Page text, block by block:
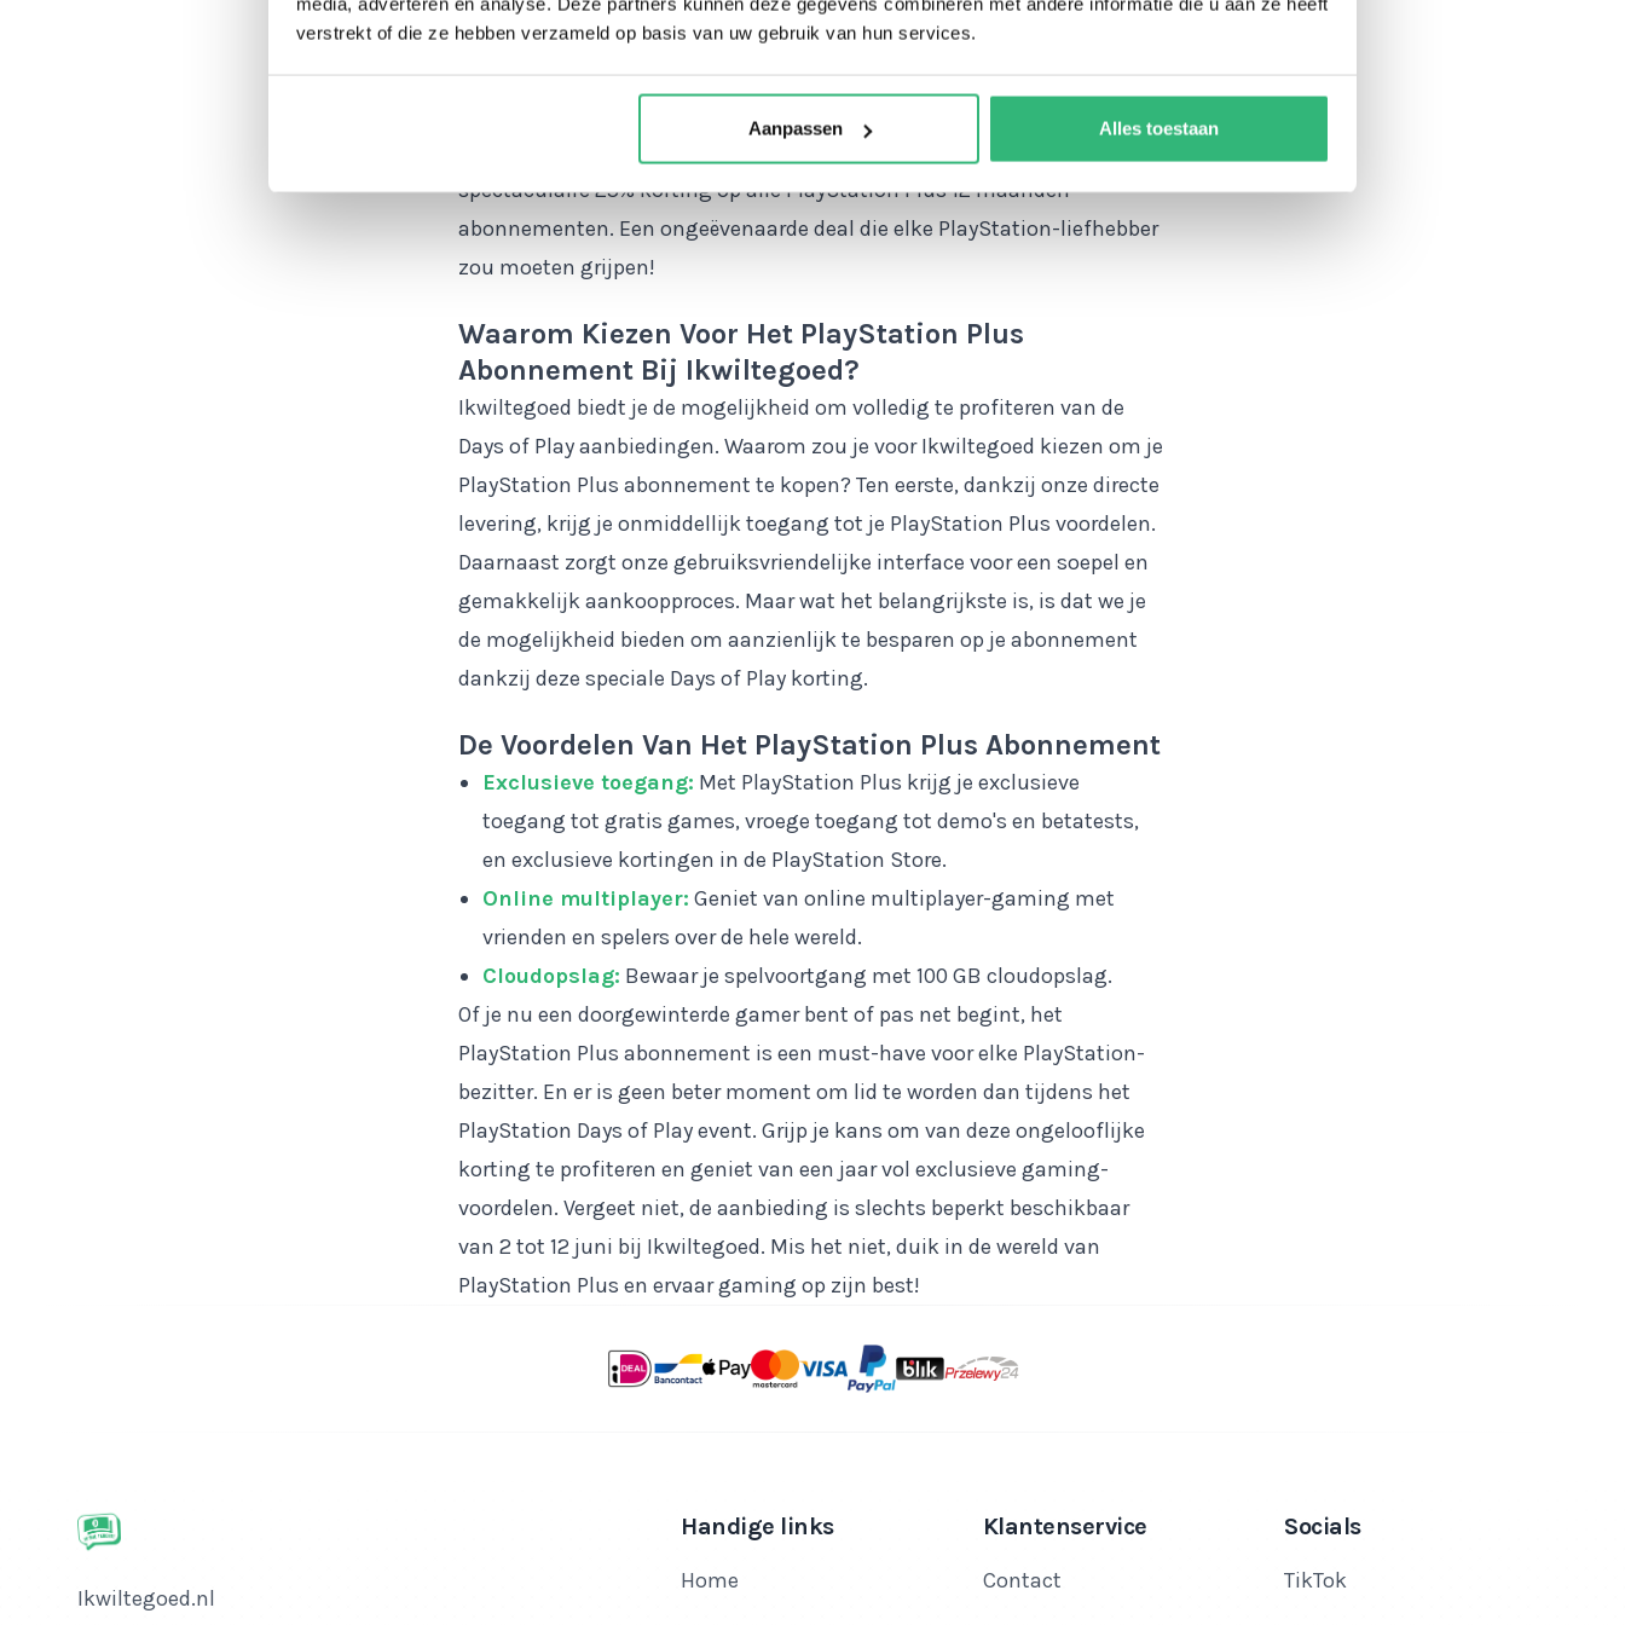
verstrekt of die ze hebben verzameld op basis van uw gebruik van hun services.
Aanpassen Alles toestaan
Het Days of Play event is een jaarlijks evenement georganiseerd door
PlayStation, waarin de PlayStation-community wordt gevierd met een
spectaculaire 25% korting op alle PlayStation Plus 12 maanden
abonnementen. Een ongeëvenaarde deal die elke PlayStation-liefhebber
zou moeten grijpen!
Waarom Kiezen Voor Het PlayStation Plus
Abonnement Bij Ikwiltegoed?
Ikwiltegoed biedt je de mogelijkheid om volledig te profiteren van de
Days of Play aanbiedingen. Waarom zou je voor Ikwiltegoed kiezen om je
PlayStation Plus abonnement te kopen? Ten eerste, dankzij onze directe
levering, krijg je onmiddellijk toegang tot je PlayStation Plus voordelen.
Daarnaast zorgt onze gebruiksvriendelijke interface voor een soepel en
gemakkelijk aankoopproces. Maar wat het belangrijkste is, is dat we je
de mogelijkheid bieden om aanzienlijk te besparen op je abonnement
dankzij deze speciale Days of Play korting.
De Voordelen Van Het PlayStation Plus Abonnement
Exclusieve toegang: Met PlayStation Plus krijg je exclusieve
toegang tot gratis games, vroege toegang tot demo's en betatests,
en exclusieve kortingen in de PlayStation Store.
Online multiplayer: Geniet van online multiplayer-gaming met
vrienden en spelers over de hele wereld.
Cloudopslag: Bewaar je spelvoortgang met 100 GB cloudopslag.
Of je nu een doorgewinterde gamer bent of pas net begint, het
PlayStation Plus abonnement is een must-have voor elke PlayStation-
bezitter. En er is geen beter moment om lid te worden dan tijdens het
PlayStation Days of Play event. Grijp je kans om van deze ongelooflijke
korting te profiteren en geniet van een jaar vol exclusieve gaming-
voordelen. Vergeet niet, de aanbieding is slechts beperkt beschikbaar
van 2 tot 12 juni bij Ikwiltegoed. Mis het niet, duik in de wereld van
PlayStation Plus en ervaar gaming op zijn best!
Bedrijfsnaam
Ikwiltegoed.nl
Handige links
Home
Klantenservice
Contact
Socials
TikTok